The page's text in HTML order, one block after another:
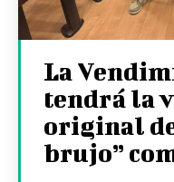
La
tendrá la
original
brujo”